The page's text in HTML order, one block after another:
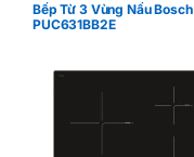
Bếp Từ 3 Vùng Nấu Bosch
PUC631BB2E